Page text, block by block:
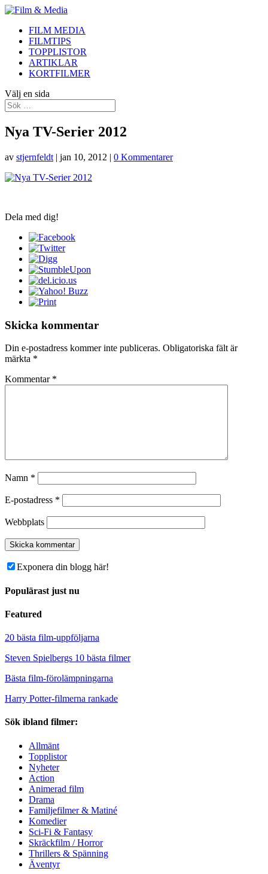
FILM MEDIA
FILMTIPS
TOPPLISTOR
ARTIKLAR
KORTFILMER
Välj en sida
Nya TV-Serier 2012
av stjernfeldt | jan 10, 2012 | 0 Kommentarer
Dela med dig!
Skicka kommentar
Din e-postadress kommer inte publiceras. Obligatoriska fält är
märkta *
Kommentar *
Namn *
E-postadress *
Webbplats
Exponera din blogg här!
Populärast just nu
Featured
20 bästa film-uppföljarna
Steven Spielbergs 10 bästa filmer
Bästa film-förolämpningarna
Harry Potter-filmerna rankade
Sök ibland filmer:
Allmänt
Topplistor
Nyheter
Action
Animerad film
Drama
Familjefilmer & Matiné
Komedier
Sci-Fi & Fantasy
Skräckfilm / Horror
Thrillers & Spänning
Äventyr